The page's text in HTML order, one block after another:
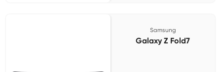
Samsung
Galaxy Z Fold7